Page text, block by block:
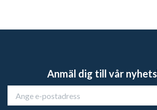
Anmäl dig till vår